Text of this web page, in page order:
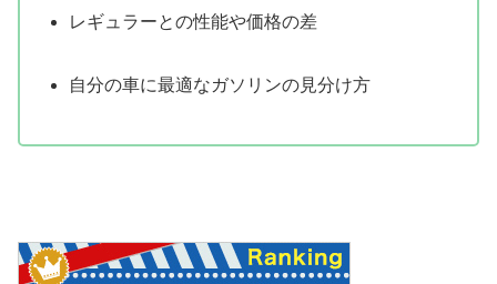
レギュラーとの性能や価格の差
自分の車に最適なガソリンの見分け方